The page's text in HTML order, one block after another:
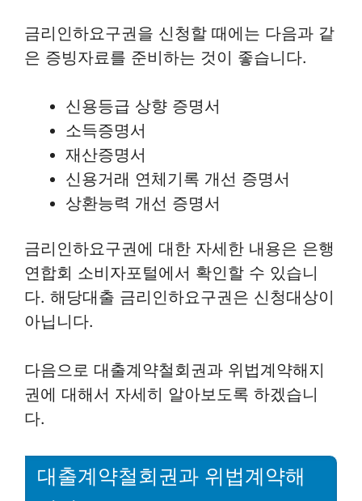
금리인하요구권을 신청할 때에는 다음과 같
은 증빙자료를 준비하는 것이 좋습니다.
신용등급 상향 증명서
소득증명서
재산증명서
신용거래 연체기록 개선 증명서
상환능력 개선 증명서
금리인하요구권에 대한 자세한 내용은 은행
연합회 소비자포털에서 확인할 수 있습니
다. 해당대출 금리인하요구권은 신청대상이
아닙니다.
다음으로 대출계약철회권과 위법계약해지
권에 대해서 자세히 알아보도록 하겠습니
다.
대출계약철회권과 위법계약해